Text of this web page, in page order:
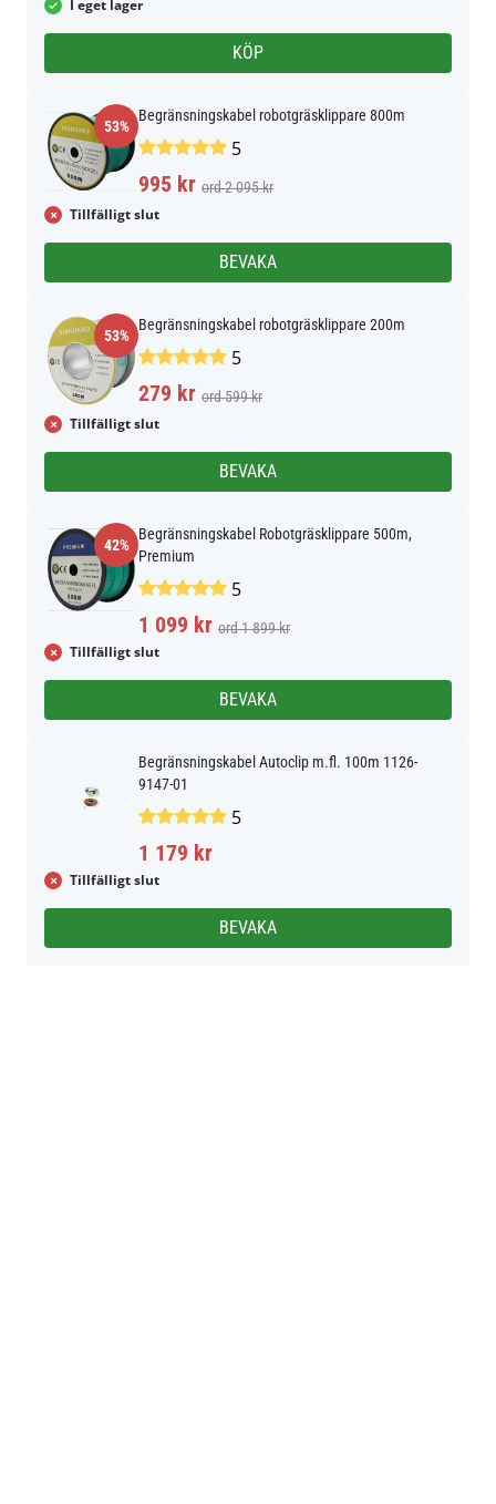
I eget lager
KÖP
53%
Begränsningskabel robotgräsklippare 800m
5
995 kr ord 2 095 kr
Tillfälligt slut
BEVAKA
53%
Begränsningskabel robotgräsklippare 200m
5
279 kr ord 599 kr
Tillfälligt slut
BEVAKA
42%
Begränsningskabel Robotgräsklippare 500m,
Premium
5
1 099 kr ord 1 899 kr
Tillfälligt slut
BEVAKA
Begränsningskabel Autoclip m.fl. 100m 1126-
9147-01
5
1 179 kr
Tillfälligt slut
BEVAKA